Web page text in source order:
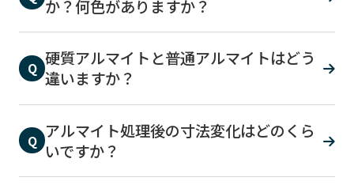
か？何色がありますか？
Q 硬質アルマイトと普通アルマイトはどう
違いますか？
Q アルマイト処理後の寸法変化はどのくら
いですか？